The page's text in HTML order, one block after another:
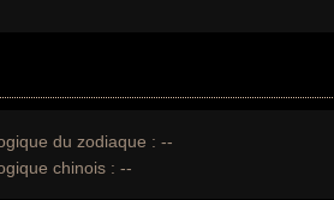
du zodiaque : --
chinois : --